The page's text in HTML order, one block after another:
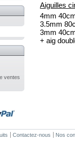
ventes
Aiguilles
4mm
3.5mm
3mm
+ aig
Contactez-nous Nos